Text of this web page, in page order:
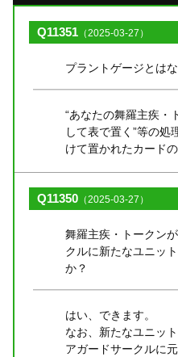
Q11351 （2025-03-27）
プラントゲージとは
“あなたの舞羅主疾・
して表で置く”等の処
けて置かれたカード
Q11350 （2025-03-27）
舞羅主疾・トークン
クルに新たなユニッ
か？
はい、できます。
なお、新たなユニッ
アガードサークルに